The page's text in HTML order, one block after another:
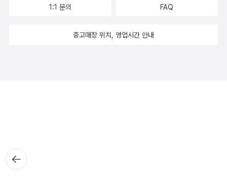
뒤로가
기
1:1 문의 FAQ
중고매장 위치, 영업시간 안내